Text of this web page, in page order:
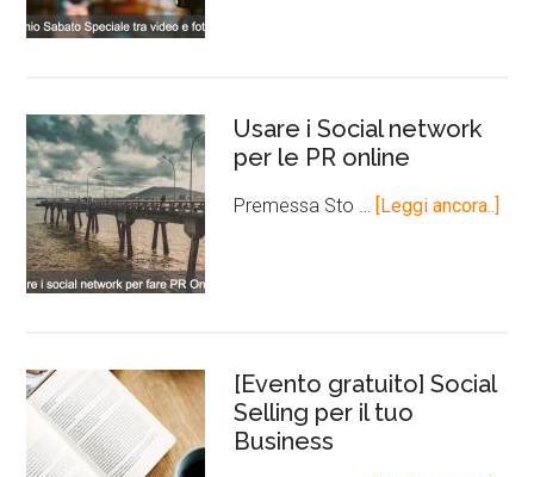
Usare i Social network
per le PR online
Premessa Sto … [Leggi ancora..]
[Evento gratuito] Social
Selling per il tuo
Business